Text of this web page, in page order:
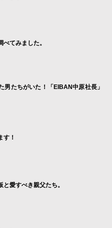
てみました。
男たちがいた！「EIBAN中原社長」
す！
愛すべき親父たち。